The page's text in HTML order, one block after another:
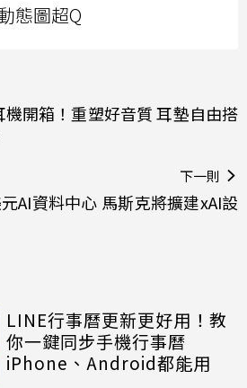
態圖超Q
機開箱！重塑好音質 耳墊自由搭
下一則
AI資料中心 馬斯克將擴建xAI設
LINE行事曆更新更好用！教
你一鍵同步手機行事曆
iPhone、Android都能用